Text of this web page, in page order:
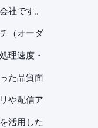
社です。
（オーダ
理速度・
た品質面
や配信ア
活用した